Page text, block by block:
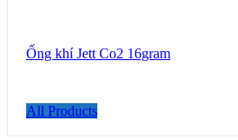
Ống khí Jett Co2 16gram
All Products